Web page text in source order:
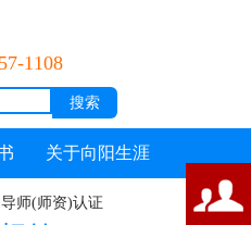
1108
关于向阳生涯
师(师资)认证